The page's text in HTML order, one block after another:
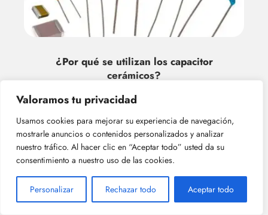
Valoramos tu privacidad
Usamos cookies para mejorar su experiencia de navegación,
mostrarle anuncios o contenidos personalizados y analizar
nuestro tráfico. Al hacer clic en “Aceptar todo” usted da su
consentimiento a nuestro uso de las cookies.
Personalizar Rechazar todo Aceptar todo
¿Por qué se utilizan los capacitor
cerámicos?